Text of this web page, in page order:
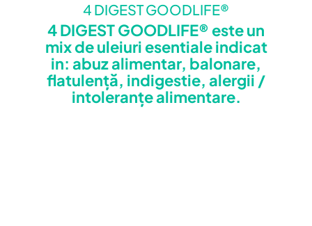
4 DIGEST GOODLIFE®
4 DIGEST GOODLIFE® este un
mix de uleiuri esentiale indicat
in: abuz alimentar, balonare,
flatulență, indigestie, alergii /
intoleranțe alimentare.